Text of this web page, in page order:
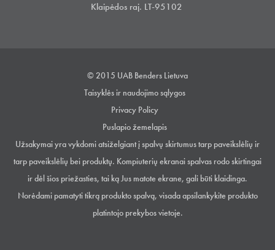
Klaipėdos raj. LT-95102
© 2015 UAB Benders Lietuva
Taisyklės ir naudojimo sąlygos
Privacy Policy
Puslapio žemelapis
Užsakymai yra vykdomi atsiželgiant į spalvų skirtumus tarp paveikslėlių ir
tarp paveikslėlių bei produktų. Kompiuterių ekranai spalvas rodo skirtingai
ir dėl šios priežasties, tai ką Jus matote ekrane, gali būti klaidinga.
Norėdami pamatyti tikrą produkto spalvą, visada apsilankykite produkto
platintojo prekybos vietoje.